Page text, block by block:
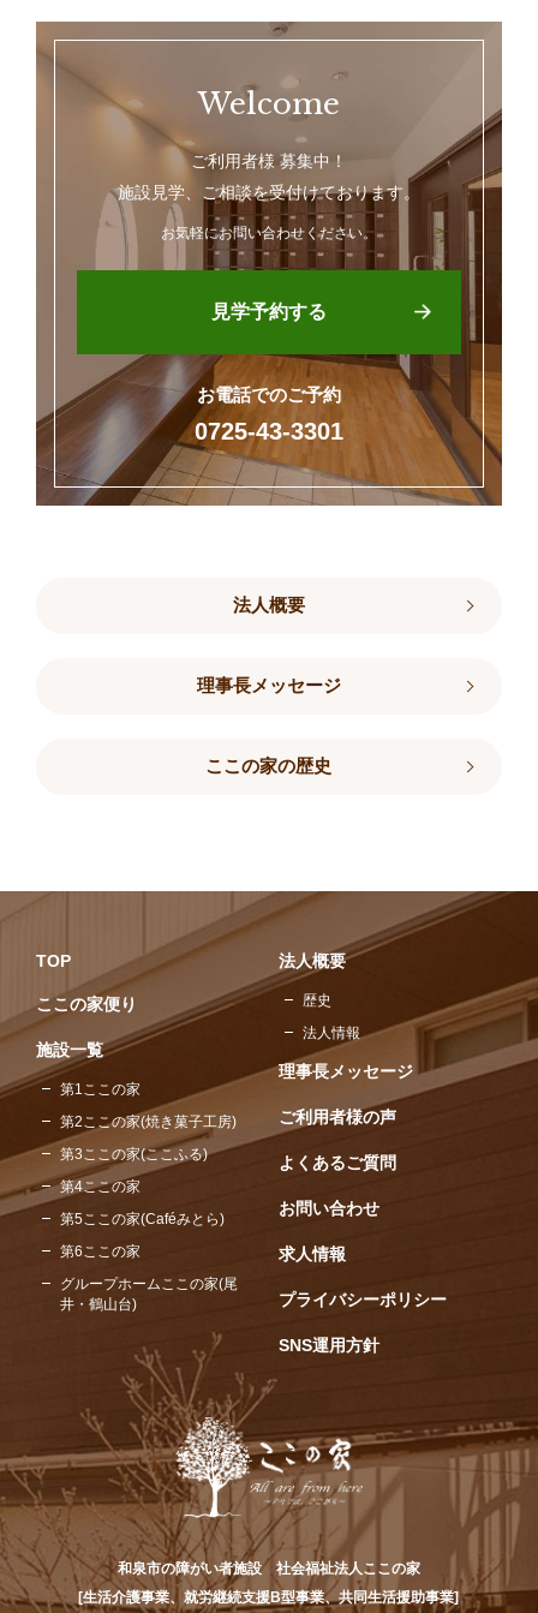
Welcome
ご利用者様 募集中！
施設見学、ご相談を受付けております。
お気軽にお問い合わせください。
見学予約する
お電話でのご予約
0725-43-3301
法人概要
理事長メッセージ
ここの家の歴史
TOP
ここの家便り
施設一覧
第1ここの家
第2ここの家(焼き菓子工房)
第3ここの家(ここふる)
第4ここの家
第5ここの家(Caféみとら)
第6ここの家
グループホームここの家(尾
井・鶴山台)
法人概要
歴史
法人情報
理事長メッセージ
ご利用者様の声
よくあるご質問
お問い合わせ
求人情報
プライバシーポリシー
SNS運用方針
和泉市の障がい者施設 社会福祉法人ここの家
[生活介護事業、就労継続支援B型事業、共同生活援助事業]